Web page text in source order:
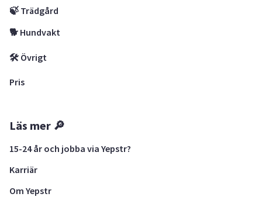
🍃 Trädgård
🐕 Hundvakt
🛠 Övrigt
Pris
Läs mer 🔎
15-24 år och jobba via Yepstr?
Karriär
Om Yepstr